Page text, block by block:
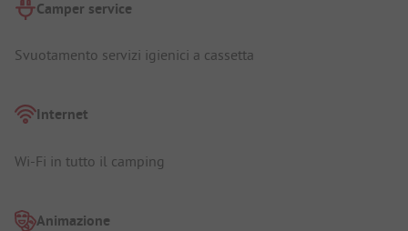
Camper service
Svuotamento servizi igienici a cassetta
Internet
Wi-Fi in tutto il camping
Animazione